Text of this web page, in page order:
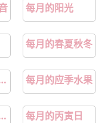
第18章：少年时代的梦境：烦死了
第20章：少年时代的梦境：忘掉他
第22章：少年时代的梦境：运动
每月的阳光
每月的春夏秋冬
样是什么贷款 每月的应季水果
日是哪几天 每月的丙寅日